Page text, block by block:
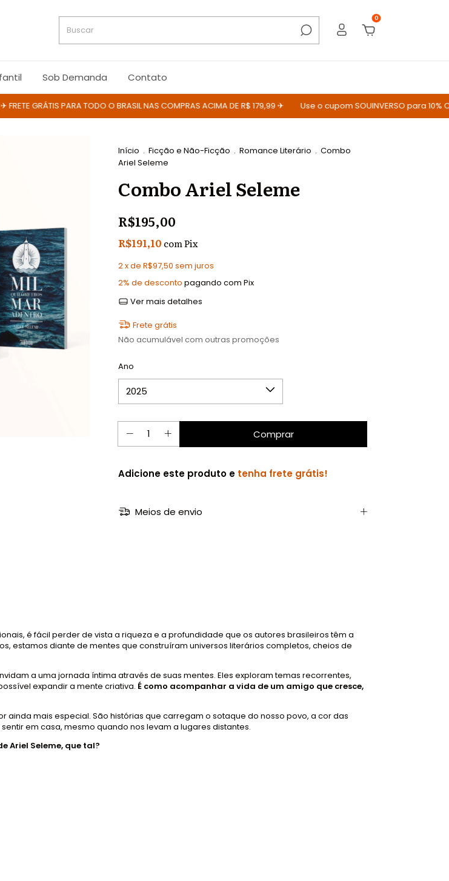
0
Sob Demanda Contato
GRÁTIS PARA TODO O BRASIL NAS COMPRAS ACIMA DE R$ 179,99 ✈ Use o cupom SOUINVERSO para 10% OFF
Início . Ficção e Não-Ficção . Romance Literário . Combo
Ariel Seleme
Combo Ariel Seleme
R$195,00
R$191,10 comPix
2x de R$97,50 sem juros
2% de desconto pagando com Pix
Ver mais detalhes
Frete grátis
Não acumulável com outras promoções
Ano
Adicione este produto e tenha frete grátis!
Meios de envio
é fácil perder de vista a riqueza e a profundidade que os autores brasileiros têm a
estamos diante de mentes que construíram universos literários completos, cheios de
a uma jornada íntima através de suas mentes. Eles exploram temas recorrentes,
expandir a mente criativa. É como acompanhar a vida de um amigo que cresce,
mais especial. São histórias que carregam o sotaque do nosso povo, a cor das
em casa, mesmo quando nos levam a lugares distantes.
Ariel Seleme, que tal?